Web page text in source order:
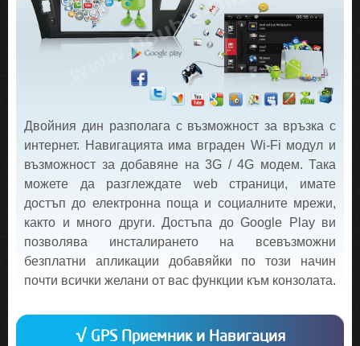
Двойния дин разполага с възможност за връзка с
интернет. Навигацията има вграден Wi-Fi модул и
възможност за добавяне на 3G / 4G модем. Така
можете да разглеждате web страници, имате
достъп до електронна поща и социалните мрежи,
както и много други. Достъпа до Google Play ви
позволява инсталирането на всевъзможни
безплатни апликации добавяйки по този начин
почти всички желани от вас функции към конзолата.
√ GPS Приемник и Навигация